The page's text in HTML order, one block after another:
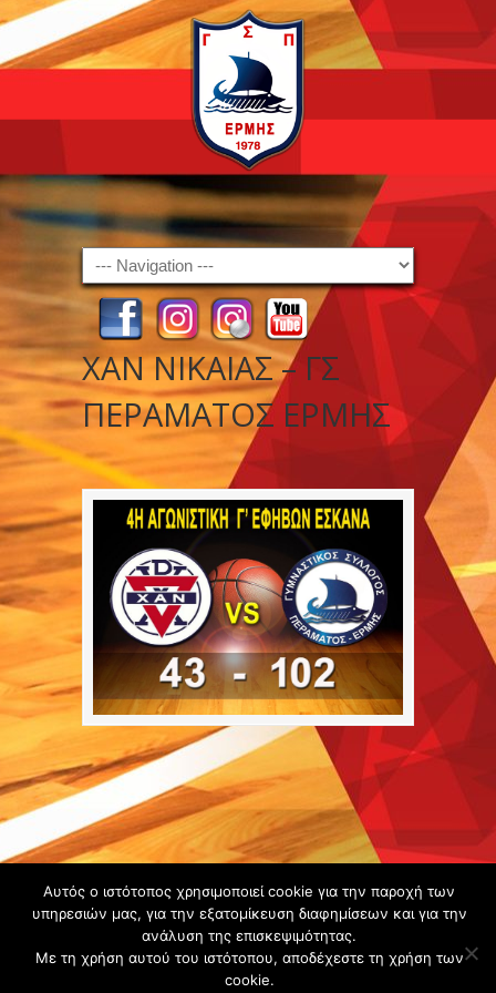
Navigation
ΧΑΝ ΝΙΚΑΙΑΣ – ΓΣ
ΠΕΡΑΜΑΤΟΣ ΕΡΜΗΣ
Copyright ©
2020 -
Gsperamatosermis.gr
All rights
Αυτός ο ιστότοπος χρησιμοποιεί cookie για την παροχή των
υπηρεσιών μας, για την εξατομίκευση διαφημίσεων και για την
ανάλυση της επισκεψιμότητας.
Με τη χρήση αυτού του ιστότοπου, αποδέχεστε τη χρήση των
cookie.